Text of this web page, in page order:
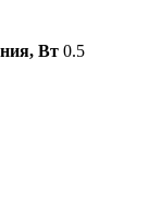
Вт 0.5